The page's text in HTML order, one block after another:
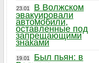
23.01
В Волжском
эвакуировали
автомобили,
оставленные под
запрещающими
знаками
19.01
Был пьян: в